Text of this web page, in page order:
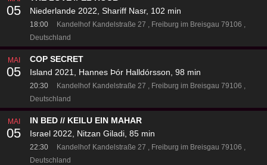
05
Niederlande 2022, Shariff Nasr, 102 min
18:00 Kandelhof Kandelstraße 27
Freiburg im Breisgau 79106
Deutschland
MAI
05
COP SECRET
Island 2021, Hannes Þór Halldórsson, 98 min
20:30 Kandelhof Kandelstraße 27
Freiburg im Breisgau 79106
Deutschland
MAI
05
IN BED // KEILU EIN MAHAR
Israel 2022, Nitzan Giladi, 85 min
22:30 Kandelhof Kandelstraße 27
Freiburg im Breisgau 79106
Deutschland